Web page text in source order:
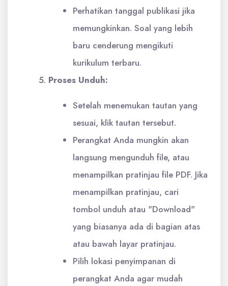
Perhatikan tanggal publikasi jika
memungkinkan. Soal yang lebih
baru cenderung mengikuti
kurikulum terbaru.
Proses Unduh:
Setelah menemukan tautan yang
sesuai, klik tautan tersebut.
Perangkat Anda mungkin akan
langsung mengunduh file, atau
menampilkan pratinjau file PDF. Jika
menampilkan pratinjau, cari
tombol unduh atau "Download"
yang biasanya ada di bagian atas
atau bawah layar pratinjau.
Pilih lokasi penyimpanan di
perangkat Anda agar mudah